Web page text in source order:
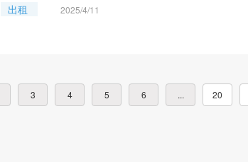
出租
2025/4/11
3 4 5 6 ... 20